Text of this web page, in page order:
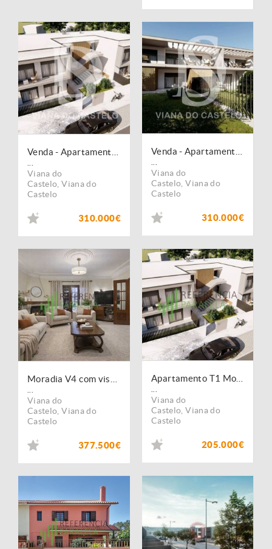
Viana do
Castelo ,Viana do
Castelo
310.000€
Viana do
Castelo ,Viana do
Castelo
310.000€
Viana do
Castelo ,Viana do
Castelo
377.500€
Viana do
Castelo ,Viana do
Castelo
205.000€